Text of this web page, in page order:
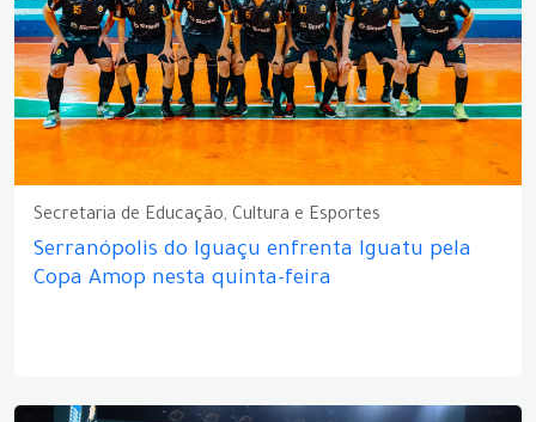
Secretaria de Educação, Cultura e Esportes
Serranópolis do Iguaçu enfrenta Iguatu pela
Copa Amop nesta quinta-feira